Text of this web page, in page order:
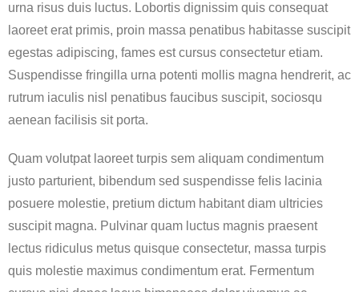
urna risus duis luctus. Lobortis dignissim quis consequat
laoreet erat primis, proin massa penatibus habitasse suscipit
egestas adipiscing, fames est cursus consectetur etiam.
Suspendisse fringilla urna potenti mollis magna hendrerit, ac
rutrum iaculis nisl penatibus faucibus suscipit, sociosqu
aenean facilisis sit porta.
Quam volutpat laoreet turpis sem aliquam condimentum
justo parturient, bibendum sed suspendisse felis lacinia
posuere molestie, pretium dictum habitant diam ultricies
suscipit magna. Pulvinar quam luctus magnis praesent
lectus ridiculus metus quisque consectetur, massa turpis
quis molestie maximus condimentum erat. Fermentum